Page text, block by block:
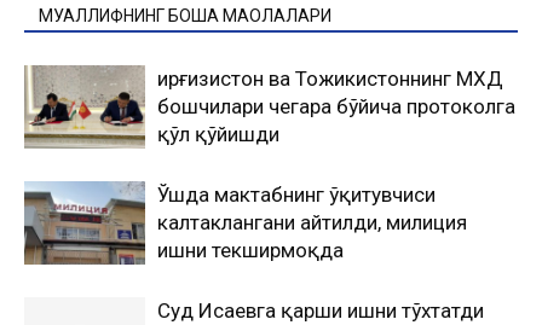
МУАЛЛИФНИНГ БОШҚА МАҚОЛАЛАРИ
Қирғизистон ва Тожикистоннинг МХДҚ
бошчилари чегара бўйича протоколга
қўл қўйишди
Ўшда мактабнинг ўқитувчиси
калтаклангани айтилди, милиция
ишни текширмоқда
Суд Исаевга қарши ишни тўхтатди